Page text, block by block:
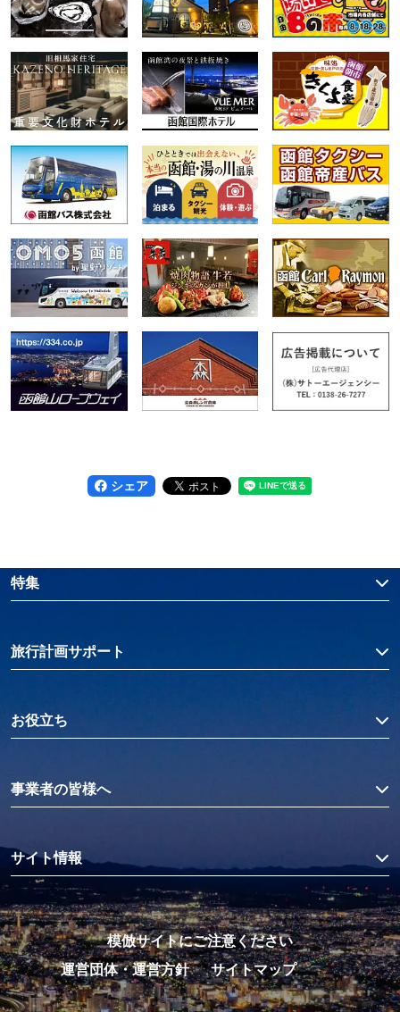
シェア
特集
旅行計画サポート
お役立ち
事業者の皆様へ
サイト情報
模倣サイトにご注意ください
運営団体・運営方針
サイトマップ